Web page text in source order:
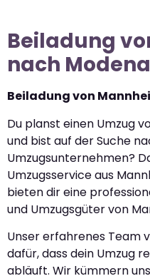
Beiladung
nach Modena
Beiladung von
Du planst einen Umzug
und bist auf der Suche
Umzugsunternehmen?
Umzugsservice aus
bieten dir eine
und Umzugsgüter von
Unser erfahrenes Team
dafür, dass dein Umzug
abläuft. Wir kümmern